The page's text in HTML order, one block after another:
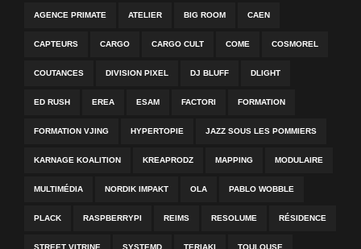
AGENCE PRIMATE ATELIER BIG ROOM CAEN
CAPTEURS CARGO CARGO CULT COME COSMOREL
COUTANCES DIVISION PIXEL DJ BLUFF DLIGHT
ED RUSH EREA ESAM FACTORI FORMATION
FORMATION VJING HYPERTOPIE JAZZ SOUS LES POMMIERS
KARNAGE KOALITION KREAPRODZ MAPPING MODULAIRE
MULTIMÉDIA NORDIK IMPAKT OLA PABLO WOBBLE
PLACK RASPBERRYPI REIMS RESOLUME RÉSIDENCE
STREET VITRINE SYSTEMD TERIAKI TOULOUSE